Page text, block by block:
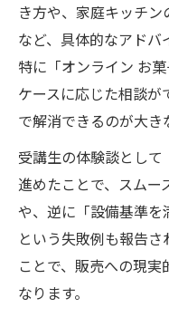
き方や、家庭キッチ
など、具体的なアドバ
特に「オンライン お
ケースに応じた相談
で解消できるのが大き
受講生の体験談とし
進めたことで、スム
や、逆に「設備基準を
という失敗例も報告
ことで、販売への現
なります。